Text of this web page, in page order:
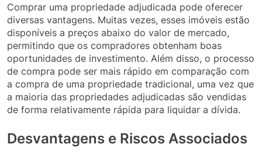
Comprar uma propriedade adjudicada pode oferecer
diversas vantagens. Muitas vezes, esses imóveis estão
disponíveis a preços abaixo do valor de mercado,
permitindo que os compradores obtenham boas
oportunidades de investimento. Além disso, o processo
de compra pode ser mais rápido em comparação com
a compra de uma propriedade tradicional, uma vez que
a maioria das propriedades adjudicadas são vendidas
de forma relativamente rápida para liquidar a dívida.
Desvantagens e Riscos Associados